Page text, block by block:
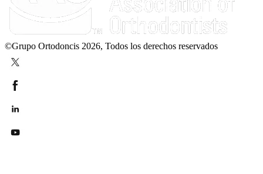
©Grupo Ortodoncis 2026, Todos los derechos reservados